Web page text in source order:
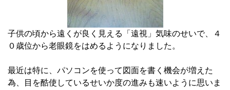
子供の頃から遠くが良く見える「遠視」気味のせいで、４
０歳位から老眼鏡をはめるようになりました。
最近は特に、パソコンを使って図面を書く機会が増えた
為、目を酷使しているせいか度の進みも速いように思いま